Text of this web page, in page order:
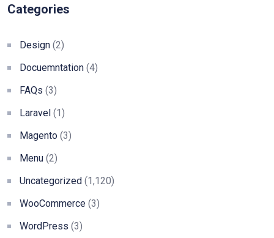
Categories
Design (2)
Docuemntation (4)
FAQs (3)
Laravel (1)
Magento (3)
Menu (2)
Uncategorized (1,120)
WooCommerce (3)
WordPress (3)